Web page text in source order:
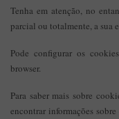
Tenha em atenção, no
parcial ou totalmente, a sua
Pode configurar os
browser.
Para saber mais sobre
encontrar informações